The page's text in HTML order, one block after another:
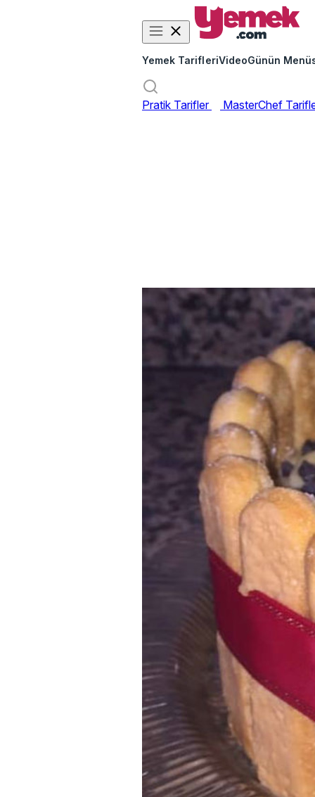
Yemek TarifleriVideoGünün
Pratik Tarifler MasterChef